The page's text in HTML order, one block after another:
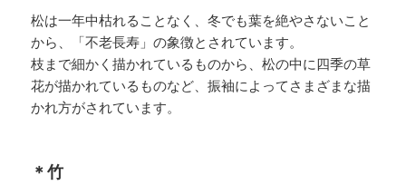
松は一年中枯れることなく、冬でも葉を絶やさないこと
から、「不老長寿」の象徴とされています。
枝まで細かく描かれているものから、松の中に四季の草
花が描かれているものなど、振袖によってさまざまな描
かれ方がされています。
＊竹